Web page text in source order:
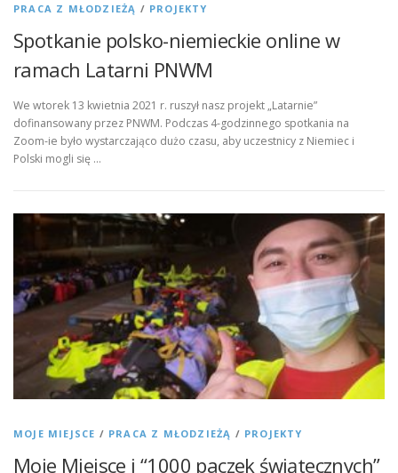
PRACA Z MŁODZIEŻĄ / PROJEKTY
Spotkanie polsko-niemieckie online w
ramach Latarni PNWM
We wtorek 13 kwietnia 2021 r. ruszył nasz projekt „Latarnie”
dofinansowany przez PNWM. Podczas 4-godzinnego spotkania na
Zoom-ie było wystarczająco dużo czasu, aby uczestnicy z Niemiec i
Polski mogli się …
MOJE MIEJSCE / PRACA Z MŁODZIEŻĄ / PROJEKTY
Moje Miejsce i “1000 paczek świątecznych”